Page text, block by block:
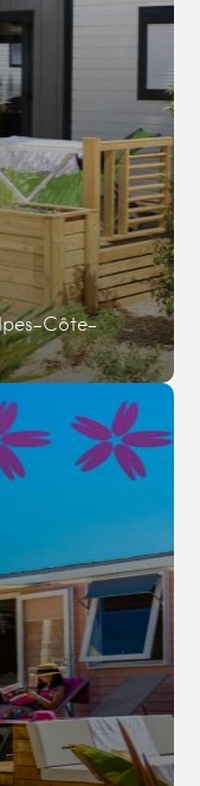
Côte-